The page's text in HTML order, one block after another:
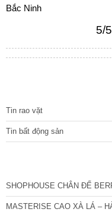
Bắc Ninh
5/
Tin rao vặt
Tin bất động sản
SHOPHOUSE CHÂN ĐẾ
MASTERISE CAO XÀ LÁ –